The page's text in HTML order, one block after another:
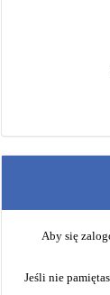
Aby się
Jeśli nie